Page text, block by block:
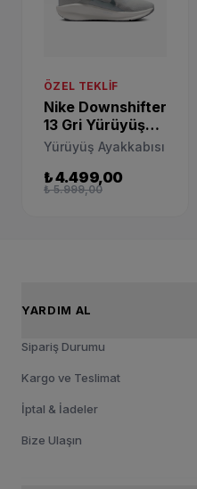
ÖZEL TEKLIF
Nike Downshifter
13 Gri Yürüyüş
Ayakkabısı
Yürüyüş Ayakkabısı
₺ 4.499,00
₺ 5.999,00
YARDIM AL
Sipariş Durumu
Kargo ve Teslimat
İptal & İadeler
Bize Ulaşın